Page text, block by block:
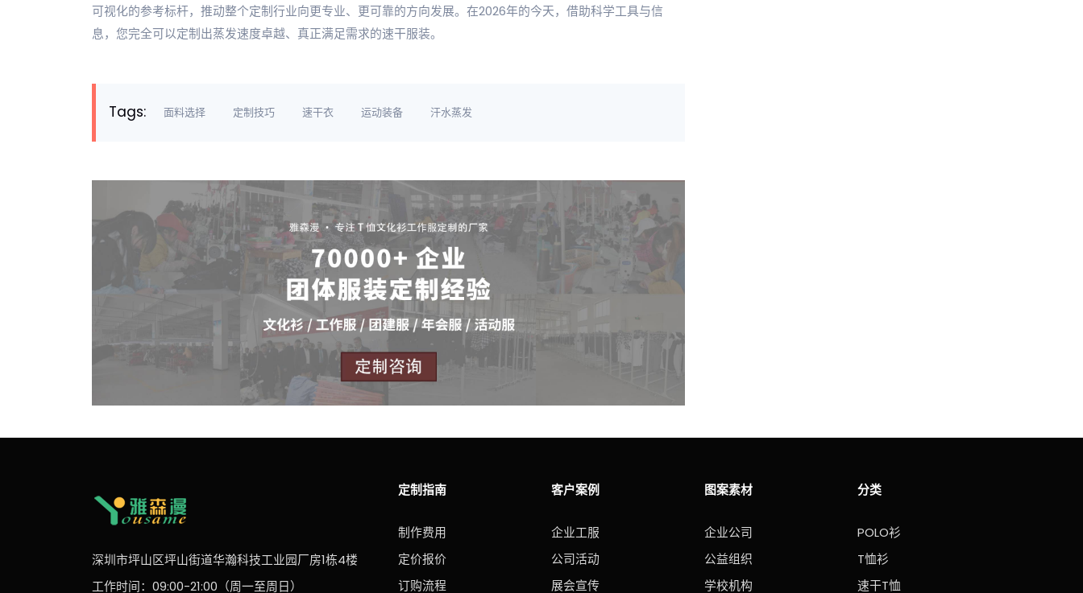
可视化的参考标杆，推动整个定制行业向更专业、更可靠的方向发展。在2026年的今天，借助科学工具与信
息，您完全可以定制出蒸发速度卓越、真正满足需求的速干服装。
Tags: 面料选择 定制技巧 速干衣 运动装备 汗水蒸发
深圳市坪山区坪山街道华瀚科技工业园厂房1栋4楼
工作时间：09:00-21:00（周一至周日）
定制指南
制作费用
定价报价
订购流程
客户案例
企业工服
公司活动
展会宣传
图案素材
企业公司
公益组织
学校机构
分类
POLO衫
T恤衫
速干T恤